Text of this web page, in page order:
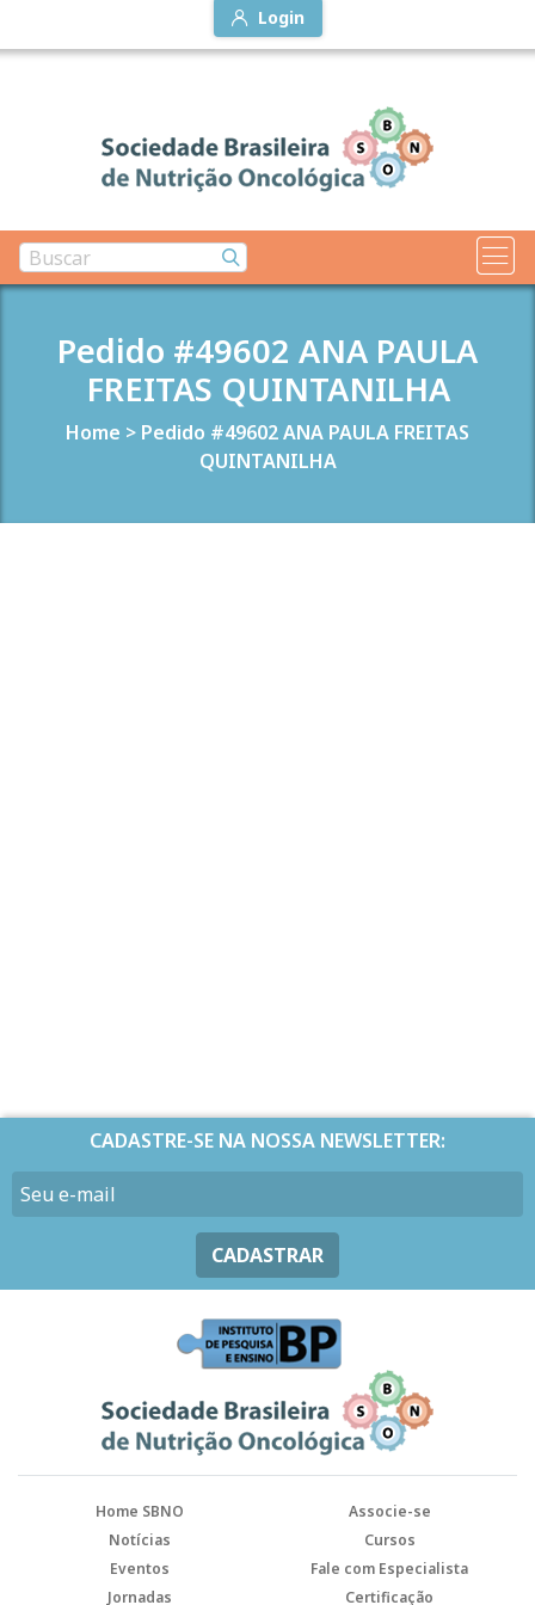
Login
Pedido #49602 ANA PAULA
FREITAS QUINTANILHA
Home > Pedido #49602 ANA PAULA FREITAS
QUINTANILHA
CADASTRE-SE NA NOSSA NEWSLETTER:
CADASTRAR
Home SBNO
Associe-se
Notícias
Cursos
Eventos
Fale com Especialista
Jornadas
Certificação